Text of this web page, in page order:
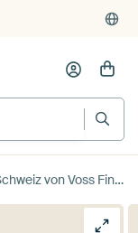
Voss Fine Art Fotografie